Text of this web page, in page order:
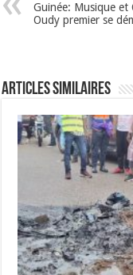
Guinée: Musique et
Oudy premier se
Articles Similaires